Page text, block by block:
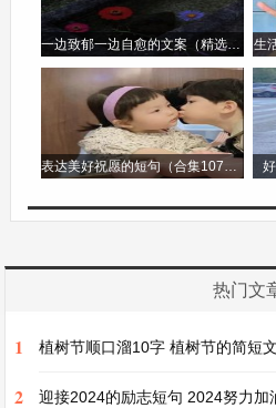
坚持不仅仅是在长跑这件事
生活中，在面对任何困难和
量，让我勇往直前。
我学会了什么的作文第2篇
物，每一次的学习都是一次
一边致郁一边自愈的文案（精选96句） 生
表达美好祝愿的短句（合集107句）
热门文
1 植树节顺口溜10字 植树节的简短
2 迎接2024的励志短句 2024努力加